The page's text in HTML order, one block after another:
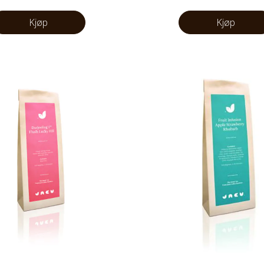
Kjøp Kjøp